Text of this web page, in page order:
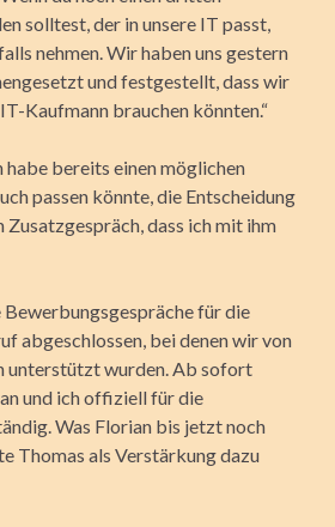
solltest, der in unsere IT passt,
nehmen. Wir haben uns gestern
und festgestellt, dass wir
Kaufmann brauchen könnten.“
habe bereits einen möglichen
passen könnte, die Entscheidung
dass ich mit ihm
für die
abge­schlossen, bei denen wir von
unterstützt wurden. Ab sofort
und ich offiziell für die
Was Florian bis jetzt noch
Thomas als Verstärkung dazu